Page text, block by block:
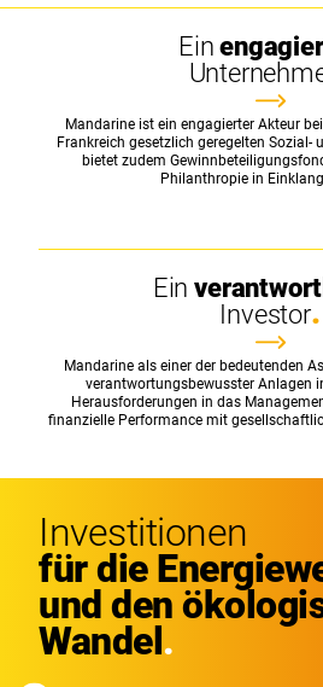
Ein
Mandarine ist ein engagierter Akteur
Frankreich gesetzlich geregelten Sozial-
bietet zudem
Philanthropie in
Ein
Investor
Mandarine als einer der bedeutenden
verantwortungsbewusster Anlagen
Herausforderungen in das
finanzielle Performance mit
Investitionen
für die
und den
Wandel